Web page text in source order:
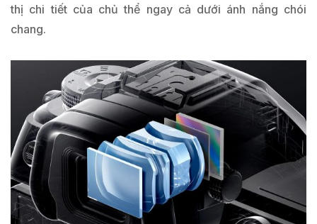
thị chi tiết của chủ thể ngay cả dưới ánh nắng chói
chang.